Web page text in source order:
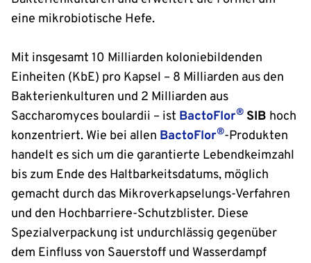
eine mikrobiotische Hefe.
Mit insgesamt 10 Milliarden koloniebildenden
Einheiten (KbE) pro Kapsel – 8 Milliarden aus den
Bakterienkulturen und 2 Milliarden aus
Saccharomyces boulardii – ist BactoFlor® SIB hoch
konzentriert. Wie bei allen BactoFlor®-Produkten
handelt es sich um die garantierte Lebendkeimzahl
bis zum Ende des Haltbarkeitsdatums, möglich
gemacht durch das Mikroverkapselungs-Verfahren
und den Hochbarriere-Schutzblister. Diese
Spezialverpackung ist undurchlässig gegenüber
dem Einfluss von Sauerstoff und Wasserdampf